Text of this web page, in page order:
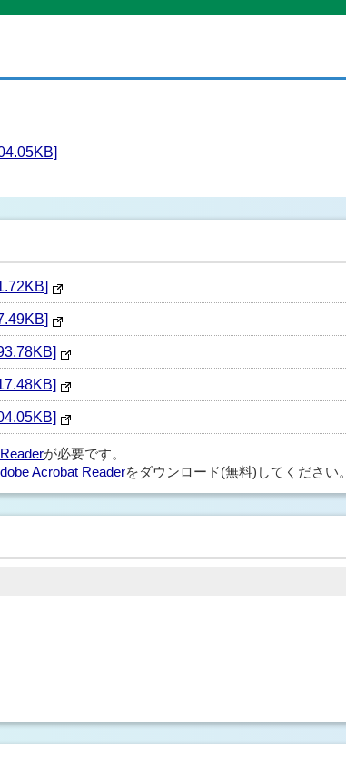
が必要です。
Acrobat Readerをダウンロード(無料)してください。